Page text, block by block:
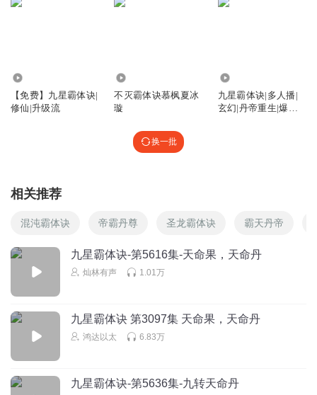
【免费】九星霸体诀|
修仙|升级流
不灭霸体诀慕枫夏冰
璇
九星霸体诀|多人播|
玄幻|丹帝重生|爆款
换一批
相关推荐
混沌霸体诀 帝霸丹尊 圣龙霸体诀 霸天丹帝
九星霸体诀-第5616集-天命果，天命丹
灿林有声 1.01万
九星霸体诀 第3097集 天命果，天命丹
鸿达以太 6.83万
九星霸体诀-第5636集-九转天命丹